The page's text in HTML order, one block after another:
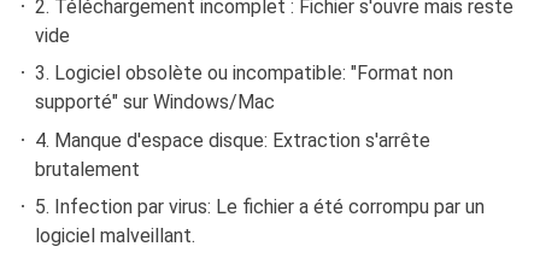
2. Téléchargement incomplet : Fichier s'ouvre mais reste
vide
3. Logiciel obsolète ou incompatible: "Format non
supporté" sur Windows/Mac
4. Manque d'espace disque: Extraction s'arrête
brutalement
5. Infection par virus: Le fichier a été corrompu par un
logiciel malveillant.